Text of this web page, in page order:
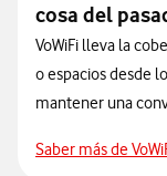
cosa del
VoWiFi lleva la
o espacios desde
mantener una
Saber más de